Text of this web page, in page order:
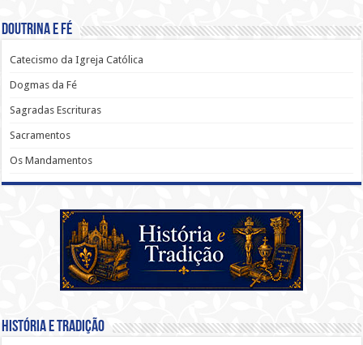
Doutrina e Fé
Catecismo da Igreja Católica
Dogmas da Fé
Sagradas Escrituras
Sacramentos
Os Mandamentos
História e Tradição